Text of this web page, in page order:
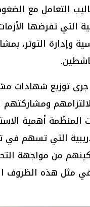
التعامل مع
التي تفرضها
وإدارة التوتر،
جرى توزيع شهادات
ومشاركتهم
المنظّمة أهمية
التي تسهم في
من مواجهة
في مثل هذه الظروف